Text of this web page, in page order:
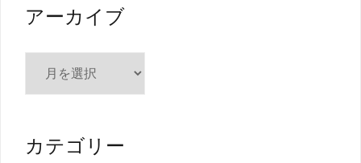
ー
アーカイブ
ブ
カテゴリー